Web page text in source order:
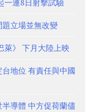
一連8日射擊試驗
題立場並無改變
萊》 下月大陸上映
地位 有責任與中國
導體 中方促荷蘭儘